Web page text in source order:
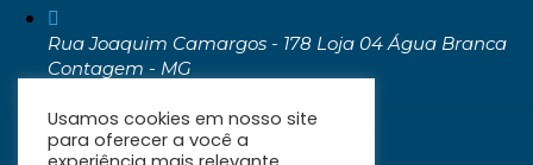
Rua Joaquim Camargos - 178 Loja 04 Água Branca
Contagem - MG
Usamos cookies em nosso site
para oferecer a você a